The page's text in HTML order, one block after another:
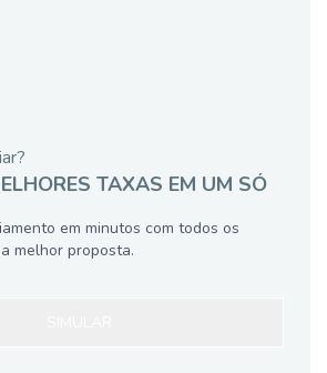
TAXAS EM UM SÓ
em minutos com todos os
melhor proposta.